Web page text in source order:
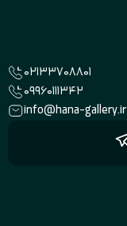
02133708801
09960111342
info@hana-gallery.ir